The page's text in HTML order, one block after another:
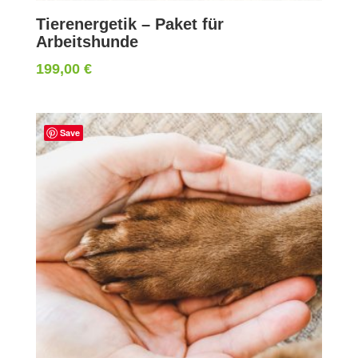
Tierenergetik – Paket für
Arbeitshunde
199,00 €
Save